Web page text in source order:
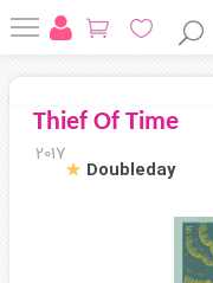
Thief Of Time
2017
Doubleday